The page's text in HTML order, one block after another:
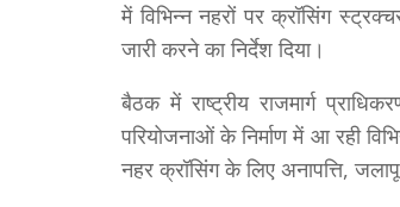
में विभिन्न नहरों पर क्रॉसिंग
जारी करने का निर्देश दिया।
बैठक में राष्ट्रीय राजमार्ग
परियोजनाओं के निर्माण में आ रही
नहर क्रॉसिंग के लिए अनापत्ति,